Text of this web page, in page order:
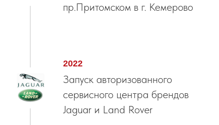
пр.Притомском в г. Кемерово
2022
Запуск авторизованного
сервисного центра брендов
Jaguar и Land Rover